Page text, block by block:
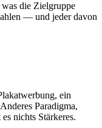
die Zielgruppe
— und jeder davon
ein
Paradigma,
nichts Stärkeres.